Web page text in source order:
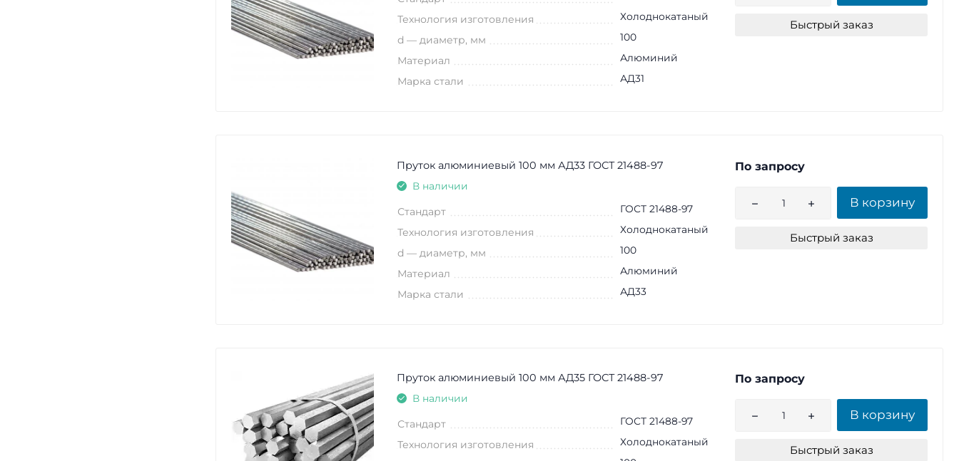
Технология изготовления Холоднокатаный
d — диаметр, мм 100
Материал Алюминий
Марка стали АД31
Быстрый заказ
Пруток алюминиевый 100 мм АД33 ГОСТ 21488-97
В наличии
Стандарт ГОСТ 21488-97
Технология изготовления Холоднокатаный
d — диаметр, мм 100
Материал Алюминий
Марка стали АД33
По запросу
В корзину
Быстрый заказ
Пруток алюминиевый 100 мм АД35 ГОСТ 21488-97
В наличии
Стандарт ГОСТ 21488-97
Технология изготовления Холоднокатаный
По запросу
В корзину
Быстрый заказ